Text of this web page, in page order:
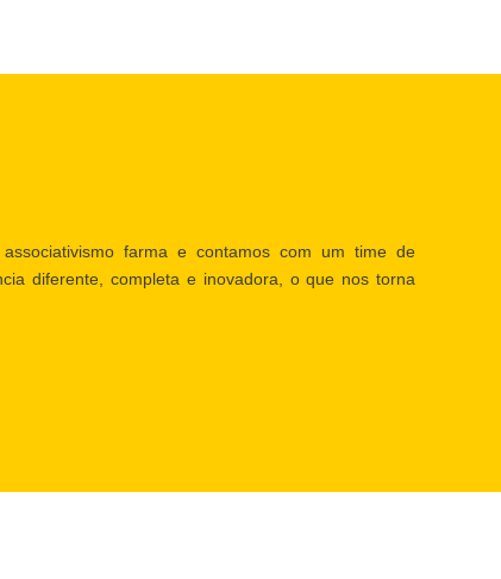
farma e contamos com um time de
diferente, completa e inovadora, o que nos torna